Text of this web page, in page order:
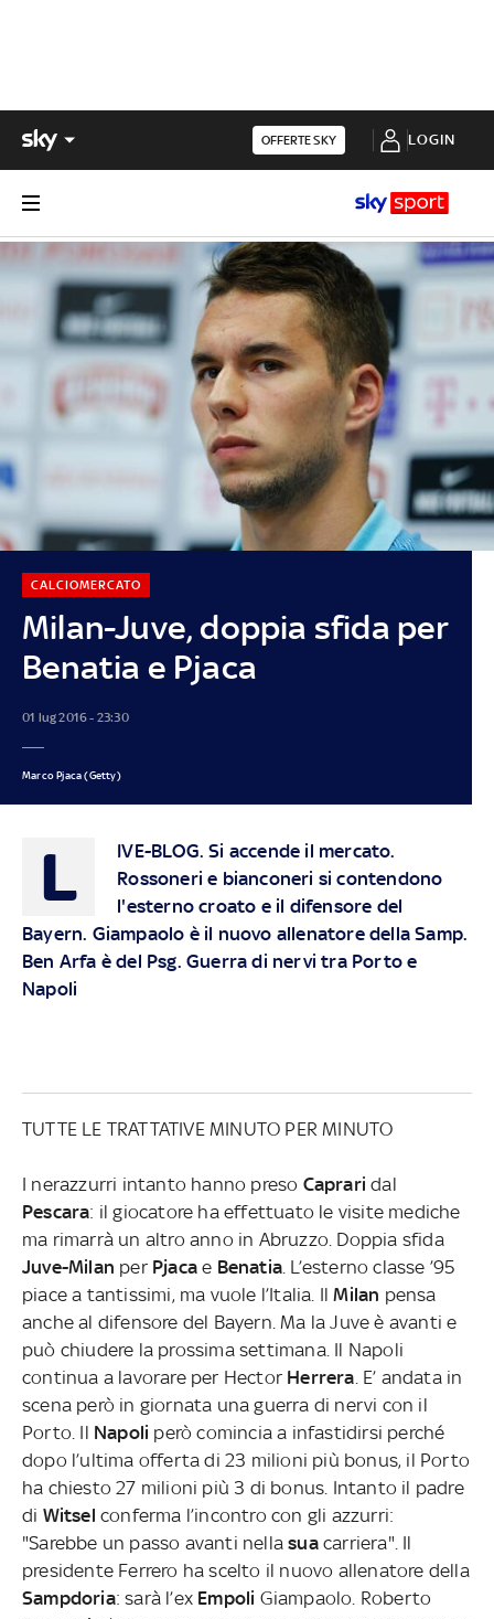
OFFERTE SKY LOGIN
Milan-Juve, doppia sfida per
Benatia e Pjaca
CALCIOMERCATO
01 lug 2016 - 23:30
Marco Pjaca (Getty)
L IVE-BLOG.Si accende il mercato.
Rossoneri e bianconeri si contendono
l'esterno croato e il difensore del
Bayern. Giampaolo è il nuovo allenatore della Samp.
Ben Arfa è del Psg. Guerra di nervi tra Porto e
Napoli
TUTTE LE TRATTATIVE MINUTO PER MINUTO
I nerazzurri intanto hanno preso Capraridal
Pescara: il giocatore ha effettuato le visite mediche
ma rimarrà un altro anno in Abruzzo. Doppia sfida
Juve-Milan per Pjacae Benatia . L’esterno classe ’95
piace a tantissimi, ma vuole l’Italia. IlMilan pensa
anche al difensore del Bayern. Ma la Juve è avanti e
può chiudere la prossima settimana. Il Napoli
continua a lavorare per Hector Herrera . E’ andata in
scena però in giornata una guerra di nervi con il
Porto. Il Napoli però comincia a infastidirsi perché
dopo l’ultima offerta di 23 milioni più bonus, il Porto
ha chiesto 27 milioni più 3 di bonus. Intanto il padre
di Witsel conferma l’incontro con gli azzurri:
"Sarebbe un passo avanti nellasua carriera". Il
presidente Ferrero ha scelto il nuovo allenatore della
Sampdoria: sarà l’ex Empoli Giampaolo. Roberto